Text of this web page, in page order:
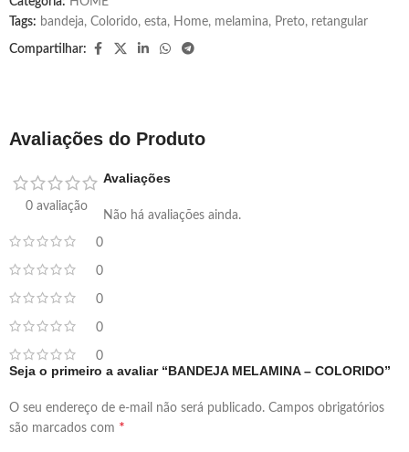
Tags: bandeja, Colorido, esta, Home, melamina, Preto, retangular
Compartilhar:
Avaliações do Produto
0 avaliação
0
0
0
0
0
Avaliações
Não há avaliações ainda.
Seja o primeiro a avaliar “BANDEJA MELAMINA – COLORIDO”
O seu endereço de e-mail não será publicado. Campos obrigatórios
são marcados com *